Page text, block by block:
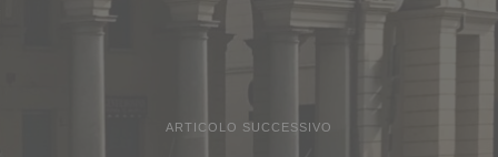
ARTICOLO SUCCESSIVO